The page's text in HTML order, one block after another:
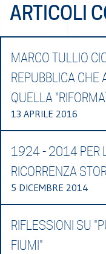
ARTICOLI
MARCO TULLIO
REPUBBLICA CHE
QUELLA
13 APRILE 2016
1924 - 2014 PER
RICORRENZA
5 DICEMBRE 2014
RIFLESSIONI SU
FIUMI"